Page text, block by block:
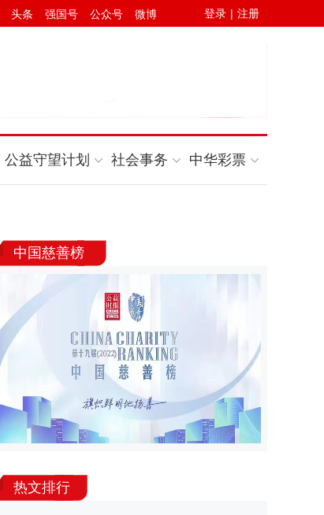
登录 | 注册
头条 强国号 公众号 微博
公益守望计划 社会事务 中华彩票
中国慈善榜
热文排行